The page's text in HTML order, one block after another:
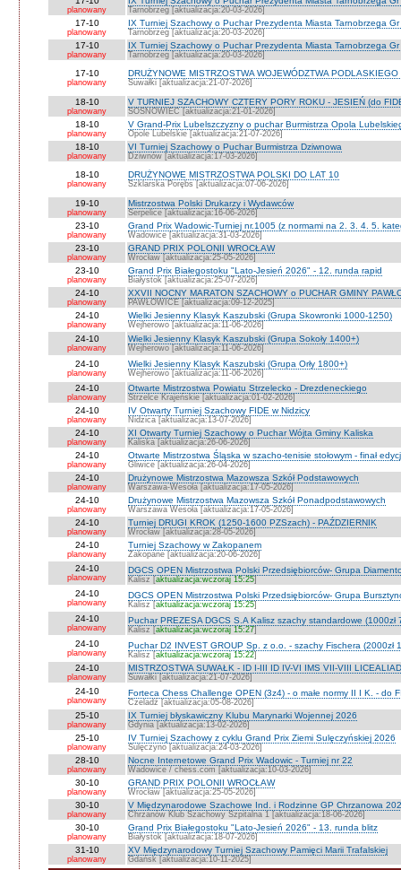
planowany Tarnobrzeg [aktualizacja:20-03-2026]
17-10
planowany
IX Turniej Szachowy o Puchar Prezydenta Miasta Tarnobrzega
Tarnobrzeg [aktualizacja:20-03-2026]
17-10
planowany
IX Turniej Szachowy o Puchar Prezydenta Miasta Tarnobrzega Gr
Tarnobrzeg [aktualizacja:20-03-2026]
17-10
planowany
DRUŻYNOWE MISTRZOSTWA WOJEWÓDZTWA
Suwałki [aktualizacja:21-07-2026]
18-10
planowany
V TURNIEJ SZACHOWY CZTERY PORY ROKU - JESIEŃ (do
SOSNOWIEC [aktualizacja:21-01-2026]
18-10
planowany
V Grand-Prix Lubelszczyzny o puchar Burmistrza Opola
Opole Lubelskie [aktualizacja:21-07-2026]
18-10
planowany
VI Turniej Szachowy o Puchar Burmistrza Dziwnowa
Dziwnów [aktualizacja:17-03-2026]
18-10
planowany
DRUŻYNOWE MISTRZOSTWA POLSKI DO LAT 10
Szklarska Porębs [aktualizacja:07-06-2026]
19-10
planowany
Mistrzostwa Polski Drukarzy i Wydawców
Serpelice [aktualizacja:16-06-2026]
23-10
planowany
Grand Prix Wadowic-Turniej nr.1005 (z normami na 2. 3. 4. 5.
Wadowice [aktualizacja:31-03-2026]
23-10
planowany
GRAND PRIX POLONII WROCŁAW
Wrocław [aktualizacja:25-05-2026]
23-10
planowany
Grand Prix Białegostoku "Lato-Jesień 2026" - 12. runda rapid
Białystok [aktualizacja:25-07-2026]
24-10
planowany
XXVII NOCNY MARATON SZACHOWY o PUCHAR GMINY
PAWŁOWICE [aktualizacja:09-12-2025]
24-10
planowany
Wielki Jesienny Klasyk Kaszubski (Grupa Skowronki 1000-1250)
Wejherowo [aktualizacja:11-06-2026]
24-10
planowany
Wielki Jesienny Klasyk Kaszubski (Grupa Sokoły 1400+)
Wejherowo [aktualizacja:11-06-2026]
24-10
planowany
Wielki Jesienny Klasyk Kaszubski (Grupa Orły 1800+)
Wejherowo [aktualizacja:11-06-2026]
24-10
planowany
Otwarte Mistrzostwa Powiatu Strzelecko - Drezdeneckiego
Strzelce Krajeńskie [aktualizacja:01-02-2026]
24-10
planowany
IV Otwarty Turniej Szachowy FIDE w Nidzicy
Nidzica [aktualizacja:13-07-2026]
24-10
planowany
XI Otwarty Turniej Szachowy o Puchar Wójta Gminy Kaliska
Kaliska [aktualizacja:26-06-2026]
24-10
planowany
Otwarte Mistrzostwa Śląska w szacho-tenisie stołowym - finał
Gliwice [aktualizacja:26-04-2026]
24-10
planowany
Drużynowe Mistrzostwa Mazowsza Szkół Podstawowych
Warszawa-Wesoła [aktualizacja:17-05-2026]
24-10
planowany
Drużynowe Mistrzostwa Mazowsza Szkół Ponadpodstawowych
Warszawa Wesoła [aktualizacja:17-05-2026]
24-10
planowany
Turniej DRUGI KROK (1250-1600 PZSzach) - PAŹDZIERNIK
Wrocław [aktualizacja:28-05-2026]
24-10
planowany
Turniej Szachowy w Zakopanem
Zakopane [aktualizacja:20-06-2026]
24-10
planowany
DGCS OPEN Mistrzostwa Polski Przedsiębiorców- Grupa
Kalisz [aktualizacja:wczoraj 15:25]
24-10
planowany
DGCS OPEN Mistrzostwa Polski Przedsiębiorców- Grupa
Kalisz [aktualizacja:wczoraj 15:25]
24-10
planowany
Puchar PREZESA DGCS S.A Kalisz szachy standardowe (1000zł
Kalisz [aktualizacja:wczoraj 15:27]
24-10
planowany
Puchar D2 INVEST GROUP Sp. z o.o. - szachy Fischera (2000zł
Kalisz [aktualizacja:wczoraj 15:22]
24-10
planowany
MISTRZOSTWA SUWAŁK - ID I-III ID IV-VI IMS VII-VIII
Suwałki [aktualizacja:21-07-2026]
24-10
planowany
Forteca Chess Challenge OPEN (3z4) - o małe normy II I K. - do
Czeladź [aktualizacja:05-08-2026]
25-10
planowany
IX Turniej błyskawiczny Klubu Marynarki Wojennej 2026
Gdynia [aktualizacja:13-02-2026]
25-10
planowany
IV Turniej Szachowy z cyklu Grand Prix Ziemi Sulęczyńskiej 2026
Sulęczyno [aktualizacja:24-03-2026]
28-10
planowany
Nocne Internetowe Grand Prix Wadowic - Turniej nr 22
Wadowice / chess.com [aktualizacja:10-03-2026]
30-10
planowany
GRAND PRIX POLONII WROCŁAW
Wrocław [aktualizacja:25-05-2026]
30-10
planowany
V Międzynarodowe Szachowe Ind. i Rodzinne GP Chrzanowa
Chrzanów Klub Szachowy Szpitalna 1 [aktualizacja:18-06-2026]
30-10
planowany
Grand Prix Białegostoku "Lato-Jesień 2026" - 13. runda blitz
Białystok [aktualizacja:18-07-2026]
31-10
planowany
XV Międzynarodowy Turniej Szachowy Pamięci Marii Trafalskiej
Gdańsk [aktualizacja:10-11-2025]